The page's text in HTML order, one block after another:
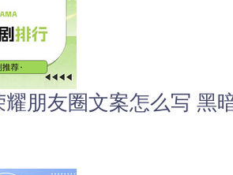
耀朋友圈文案怎么写 黑